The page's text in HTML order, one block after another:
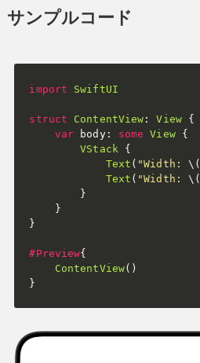
サンプルコード
import SwiftUI
struct ContentView : View
{
var body: some View
{
VStack
{
Text ( "Width: \(
Text ( "Width: \(
}
}
}
#Preview{
ContentView( )
}